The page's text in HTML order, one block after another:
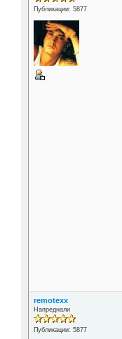
Публикации: 5877
remotexx
Напреднали
Публикации: 5877